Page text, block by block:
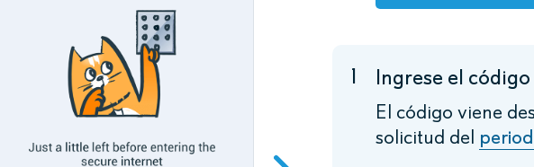
1 Ingrese el
El código viene
solicitud del